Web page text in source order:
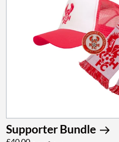
Supporter Bundle